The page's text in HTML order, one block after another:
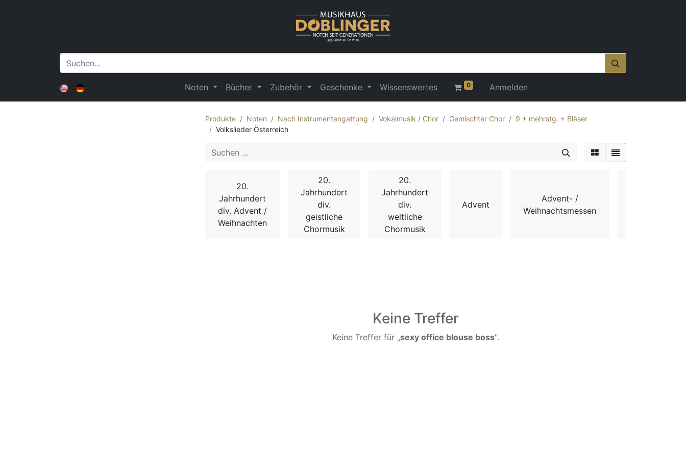
Noten Bücher Zubehör Geschenke Wissenswertes 0 Anmelden
Produkte Noten Nach Instrumentengattung Vokalmusik / Chor Gemischter Chor
9 + mehrstg. + Bläser
Volkslieder Österreich
20.
Jahrhundert
div. Advent /
Weihnachten
20.
Jahrhundert
div.
geistliche
Chormusik
20.
Jahrhundert
div.
weltliche
Chormusik
Advent
Advent- /
Weihnachtsmessen
Keine Treffer
Keine Treffer für „sexy office blouse boss".